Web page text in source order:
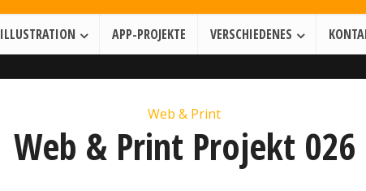
ILLUSTRATION APP-PROJEKTE VERSCHIEDENES
Web & Print
Web & Print Projekt 026